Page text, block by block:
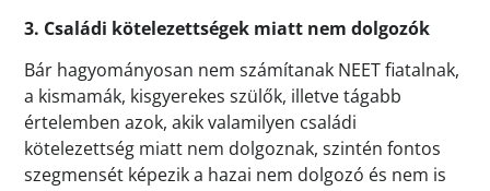
3. Családi kötelezettségek miatt nem dolgozók
Bár hagyományosan nem számítanak NEET fiatalnak,
a kismamák, kisgyerekes szülők, illetve tágabb
értelemben azok, akik valamilyen családi
kötelezettség miatt nem dolgoznak, szintén fontos
szegmensét képezik a hazai nem dolgozó és nem is